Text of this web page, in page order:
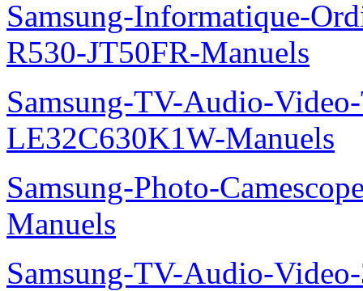
Samsung-Informatique-
R530-JT50FR-Manuels
Samsung-TV-Audio-
LE32C630K1W-Manuels
Samsung-Photo-
Manuels
Samsung-TV-Audio-